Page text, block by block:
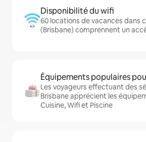
Disponibilité du wifi
60 locations de vacances dans
(Brisbane) comprennent un
Équipements populaires
Les voyageurs effectuant des
Brisbane apprécient les
Cuisine, Wifi et Piscine